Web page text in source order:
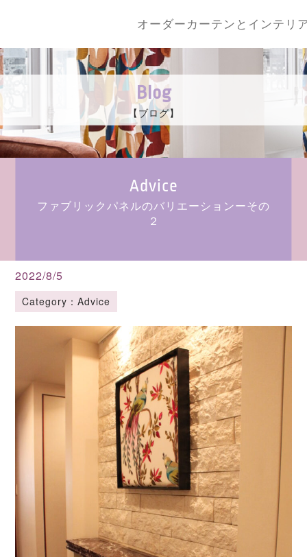
オーダーカーテンとインテリ
Blog
【ブログ】
Advice
ファブリックパネルのバリエーションーその
２
2022/8/5
Category：Advice